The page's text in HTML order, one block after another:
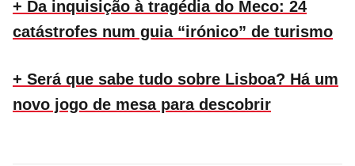
+ Da inquisição à tragédia do Meco: 24
catástrofes num guia “irónico” de turismo
+ Será que sabe tudo sobre Lisboa? Há um
novo jogo de mesa para descobrir